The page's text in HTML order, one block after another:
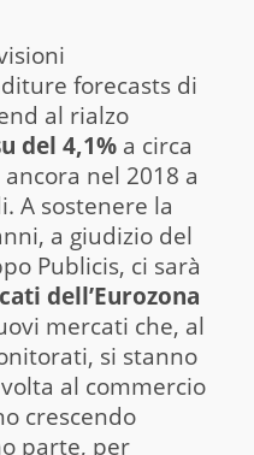
forecasts di
al rialzo
del 4,1%a circa
nel 2018 a
A sostenere la
a giudizio del
Publicis, ci sarà
dell’Eurozona
mercati che, al
si stanno
al commercio
crescendo
parte, per